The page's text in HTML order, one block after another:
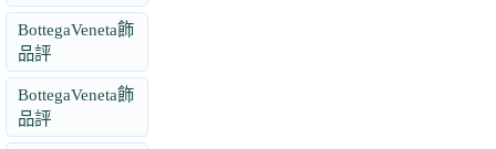
BottegaVeneta飾
品評
BottegaVeneta飾
品評